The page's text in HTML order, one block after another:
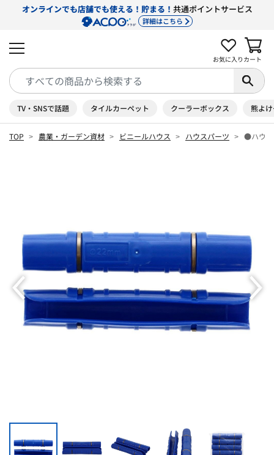
オンラインでも店舗でも使える！貯まる！ 共通ポイントサービス
詳細はこちら
お気に入り カート
TV・SNSで話題 タイルカーペット クーラーボックス 熊よ
TOP 農業・ガーデン資材 ビニールハウス ハウスパーツ ●ハウ